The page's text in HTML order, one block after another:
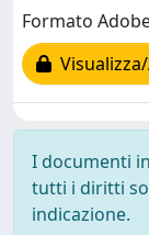
Formato
I documenti
tutti i diritti
indicazione.